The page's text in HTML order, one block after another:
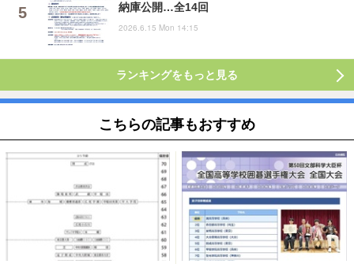
納庫公開…全14回
2026.6.15 Mon 14:15
ランキングをもっと見る
こちらの記事もおすすめ